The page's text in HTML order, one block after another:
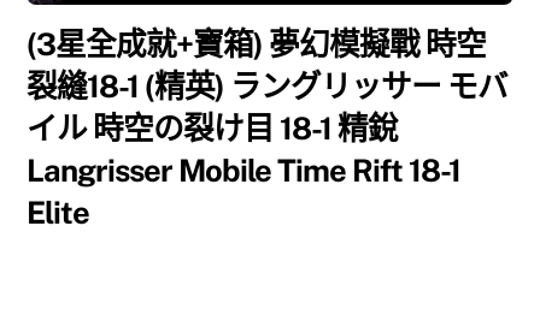
(3星全成就+寶箱) 夢幻模擬戰 時空
裂縫18-1 (精英) ラングリッサー モバ
イル 時空の裂け目 18-1 精銳
Langrisser Mobile Time Rift 18-1
Elite